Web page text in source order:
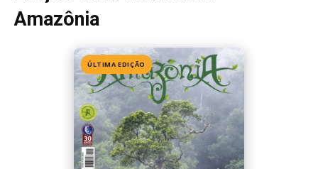
Edição 155· Julho 2026
📖 Ler agora